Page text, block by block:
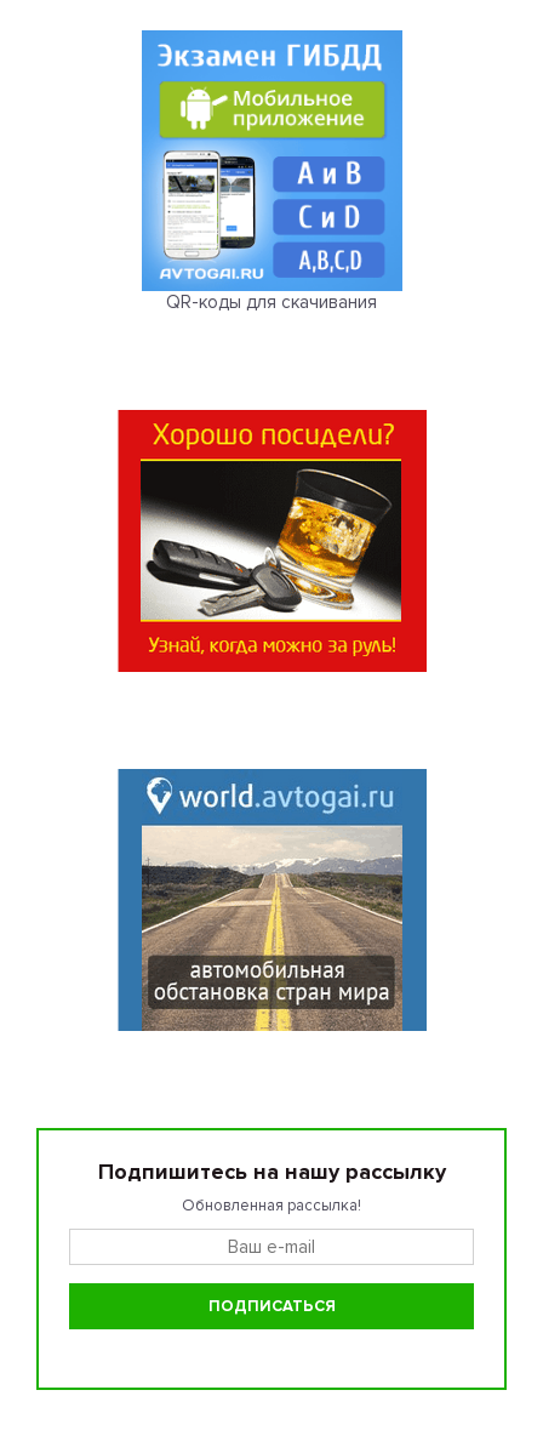
QR-коды для скачивания
Подпишитесь на нашу рассылку
Обновленная рассылка!